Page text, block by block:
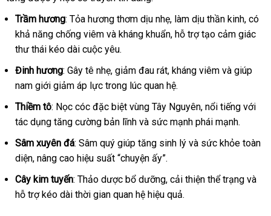
Trầm hương: Tỏa hương thơm dịu nhẹ, làm dịu thần kinh, có
khả năng chống viêm và kháng khuẩn, hỗ trợ tạo cảm giác
thư thái kéo dài cuộc yêu.
Đinh hương: Gây tê nhẹ, giảm đau rát, kháng viêm và giúp
nam giới giảm áp lực trong lúc quan hệ.
Thiềm tô: Nọc cóc đặc biệt vùng Tây Nguyên, nổi tiếng với
tác dụng tăng cường bản lĩnh và sức mạnh phái mạnh.
Sâm xuyên đá: Sâm quý giúp tăng sinh lý và sức khỏe toàn
diện, nâng cao hiệu suất “chuyện ấy”.
Cây kim tuyến: Thảo dược bổ dưỡng, cải thiện thể trạng và
hỗ trợ kéo dài thời gian quan hệ hiệu quả.